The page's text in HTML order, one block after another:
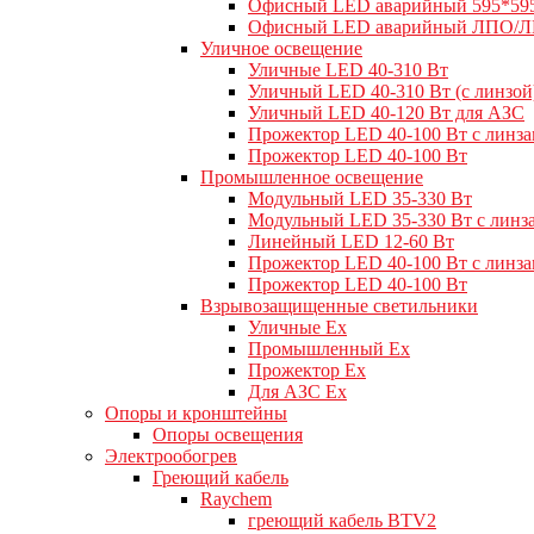
Офисный LED аварийный
Офисный LED аварийный ЛПО/
Уличное освещение
Уличные LED 40-310 Вт
Уличный LED 40-310 Вт (с
Уличный LED 40-120 Вт для АЗС
Прожектор LED 40-100 Вт с
Прожектор LED 40-100 Вт
Промышленное освещение
Модульный LED 35-330 Вт
Модульный LED 35-330 Вт с
Линейный LED 12-60 Вт
Прожектор LED 40-100 Вт с
Прожектор LED 40-100 Вт
Взрывозащищенные светильники
Уличные Ex
Промышленный Ex
Прожектор Ex
Для АЗС Ex
Опоры и кронштейны
Опоры освещения
Электрообогрев
Греющий кабель
Raychem
греющий кабель BTV2